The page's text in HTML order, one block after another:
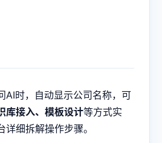
AI时，自动显示公司名称，可
库接入、模板设计等方式实
细拆解操作步骤。